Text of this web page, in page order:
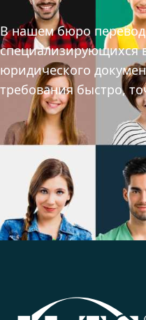
В нашем бюро
специализирующихся
юридического
требования быстро,